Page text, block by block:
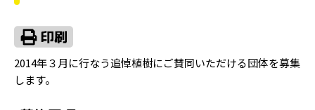
2014年３月に行なう追悼植樹にご賛同いただける団体を募集
します。